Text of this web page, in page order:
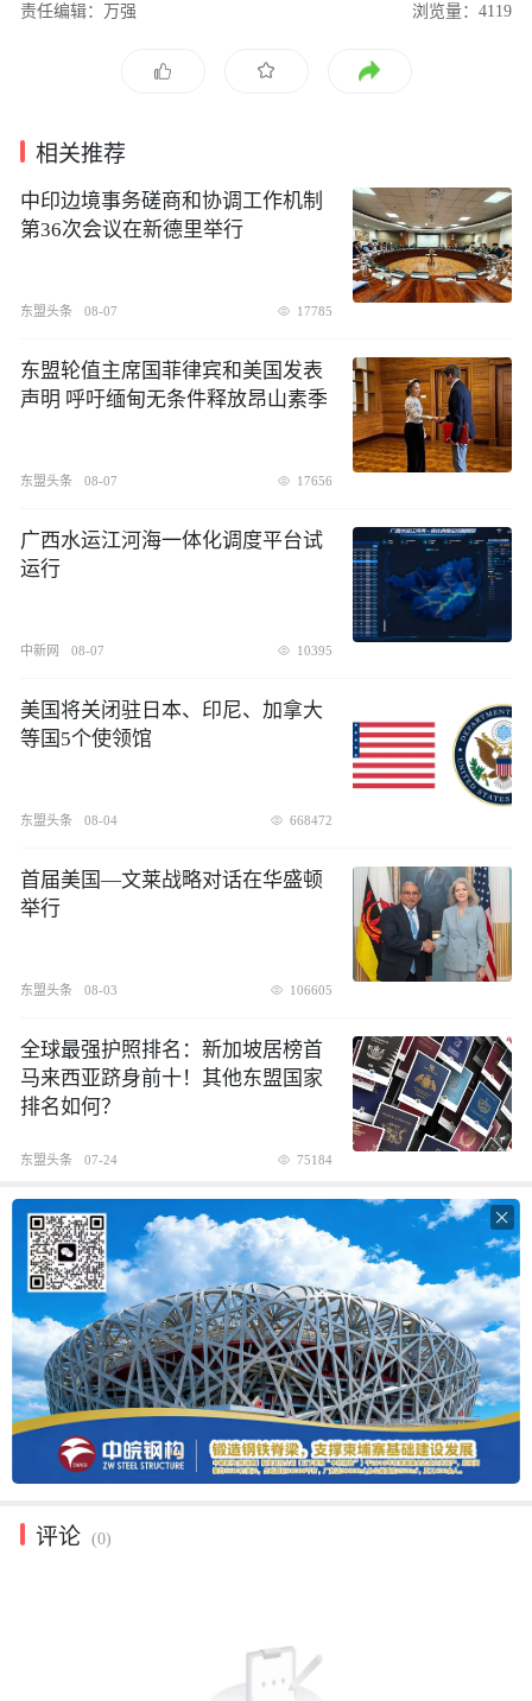
责任编辑：万强 浏览量：4119
相关推荐
中印边境事务磋商和协调工作机制
第36次会议在新德里举行
东盟头条 08-07 17785
东盟轮值主席国菲律宾和美国发表
声明 呼吁缅甸无条件释放昂山素季
东盟头条 08-07 17656
广西水运江河海一体化调度平台试
运行
中新网 08-07 10395
美国将关闭驻日本、印尼、加拿大
等国5个使领馆
东盟头条 08-04 668472
首届美国—文莱战略对话在华盛顿
举行
东盟头条 08-03 106605
全球最强护照排名：新加坡居榜首
马来西亚跻身前十！其他东盟国家
排名如何？
东盟头条 07-24 75184

评论 (0)